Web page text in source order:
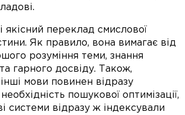
переклад смислової
Як правило, вона вимагає від
розуміння теми, знання
та гарного досвіду. Також,
мови повинен відразу
пошукової оптимізації,
системи відразу ж індексували